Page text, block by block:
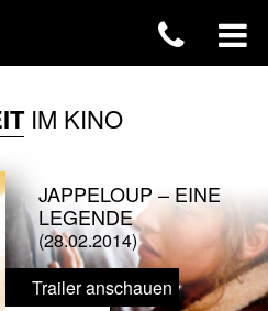
IM KINO
JAPPELOUP – EINE
LEGENDE
(28.02.2014)
Trailer anschauen